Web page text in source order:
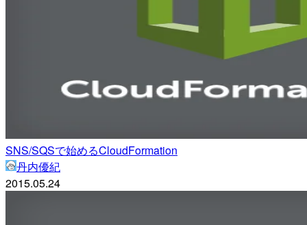
SNS/SQSで始めるCloudFormation
丹内優紀
2015.05.24